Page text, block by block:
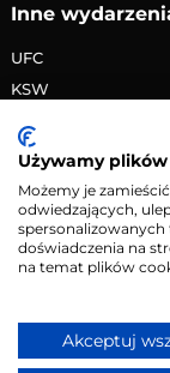
Inne
UFC
KSW
PRIME MMA
Żużlowa Ekstraliga
Speedway Grand
Skoki narciarskie
Kontakt
Używamy
Możemy je
odwiedzających,
spersonalizowanych
doświadczenia na
na temat plików
Akceptuj